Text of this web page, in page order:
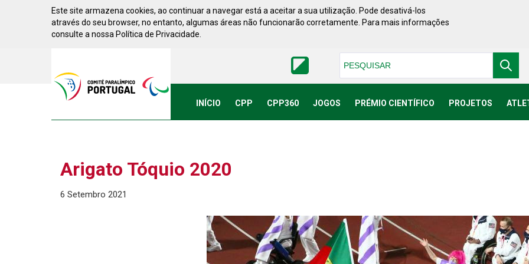
Saltar para conteúdoEste site armazena cookies, ao continuar a navegar está a aceitar a sua utilização. Pode desativá-los
através do seu browser, no entanto, algumas áreas não funcionarão corretamente. Para mais informações
consulte a nossa Política de Privacidade.
Paralimpico
de
Portugal
(Ir
INÍCIO CPP CPP360 JOGOS PRÉMIO CIENTÍFICO PROJETOS
Arigato Tóquio 2020
6 Setembro 2021